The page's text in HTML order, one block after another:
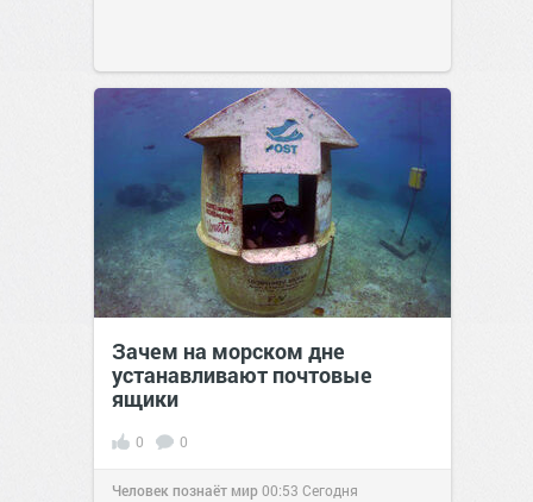
Зачем на морском дне
устанавливают почтовые
ящики
0 0
Человек познаёт мир00:53 Сегодня